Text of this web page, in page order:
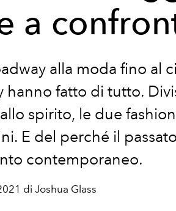
a
alla moda fino al
hanno fatto di tutto.
spirito, le due
E del perché il
contemporaneo.
di Joshua Glass